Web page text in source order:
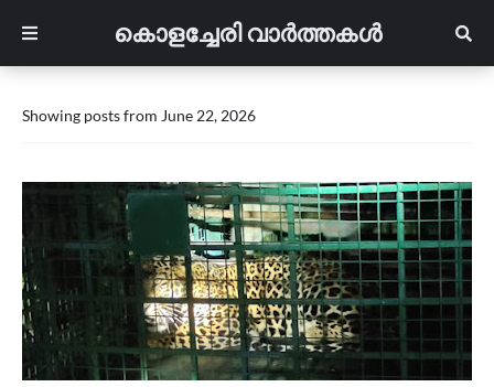
കൊളച്ചേരി വാർത്തകൾ
Showing posts from June 22, 2026